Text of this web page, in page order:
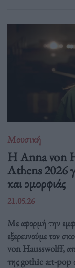
Μουσική
Η Anna von
Athens 2026
και ομορφιάς
21.05.26
Με αφορμή την
εξερευνούμε τον
von Hausswolff,
της gothic art-pop